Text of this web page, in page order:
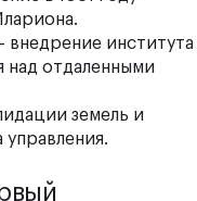
института
над отдаленными
земель и